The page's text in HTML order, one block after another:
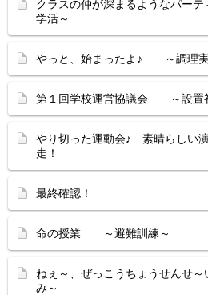
クラスの仲が深まるようなパー
学活～
やっと、始まったよ♪ ～調理実
第１回学校運営協議会 ～設置
やり切った運動会♪ 素晴らしい
走！
最終確認！
命の授業 ～避難訓練～
ねぇ～、ぜっこうちょうせん
み～